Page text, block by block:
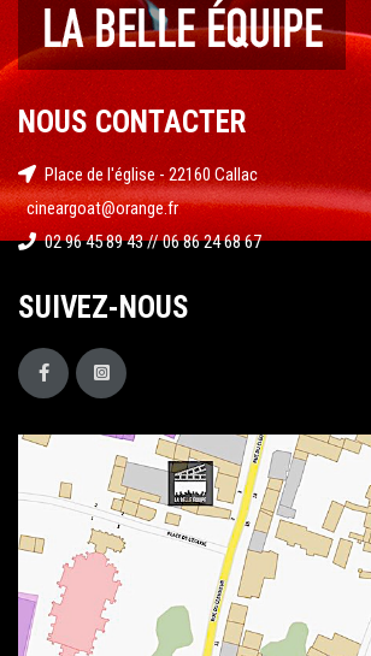
NOUS CONTACTER
Place de l'église - 22160 Callac
cineargoat@orange.fr
02 96 45 89 43 // 06 86 24 68 67
SUIVEZ-NOUS